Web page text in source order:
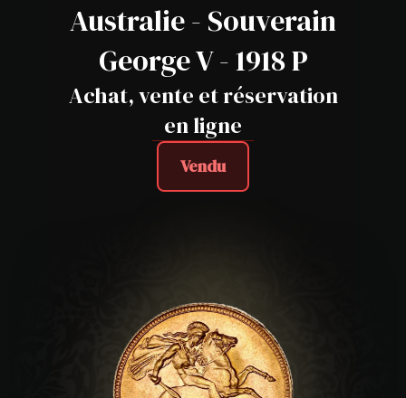
Australie - Souverain
George V - 1918 P
Achat, vente et réservation
en ligne
Vendu